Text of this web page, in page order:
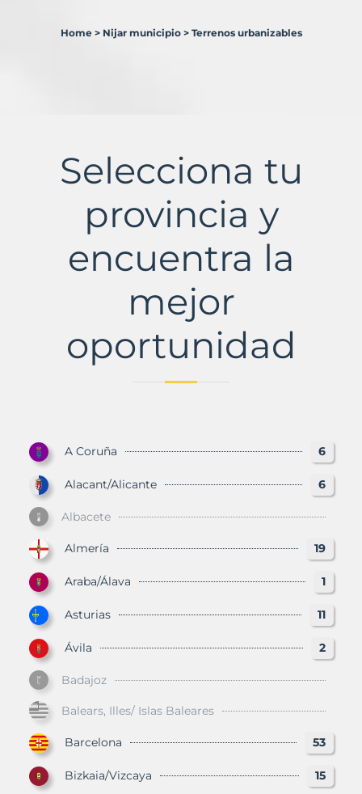
Murbalands
Home > Nijar municipio > Terrenos urbanizables
Selecciona tu
provincia y
encuentra la
mejor
oportunidad
A Coruña 6
Alacant/Alicante 6
Albacete
Almería 19
Araba/Álava 1
Asturias 11
Ávila 2
Badajoz
Balears, Illes/ Islas Baleares
Barcelona 53
Bizkaia/Vizcaya 15